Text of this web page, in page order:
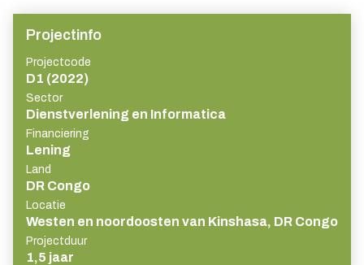
Projectinfo
Projectcode
D1 (2022)
Sector
Dienstverlening en Informatica
Financiering
Lening
Land
DR Congo
Locatie
Westen en noordoosten van Kinshasa, DR Congo
Projectduur
1,5 jaar